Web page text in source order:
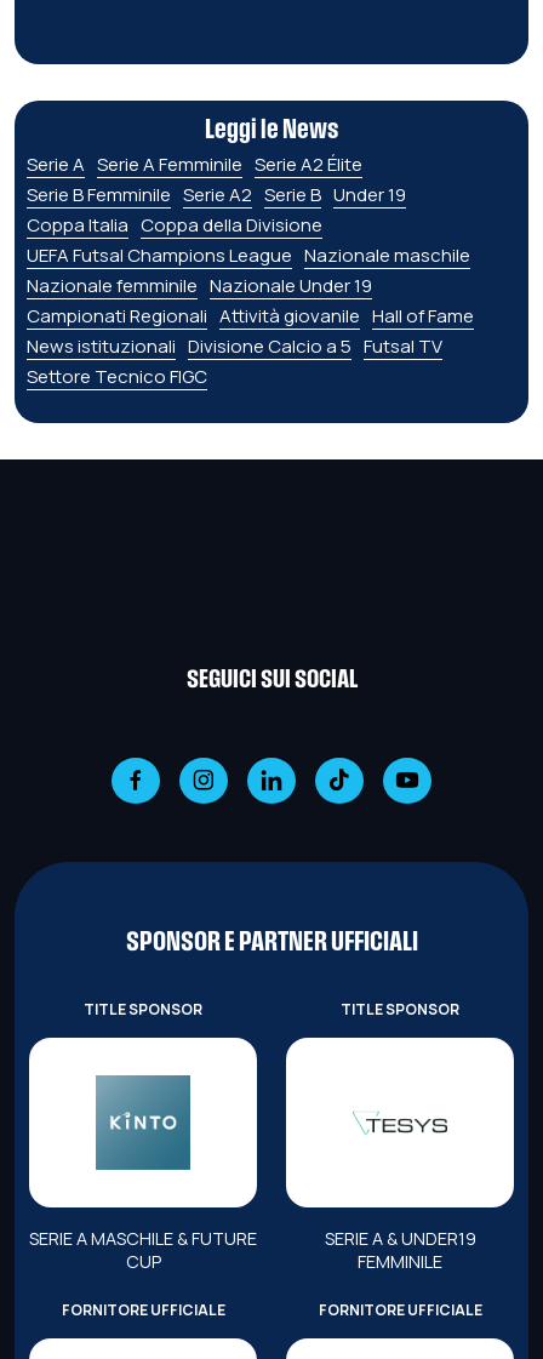
Leggi le News
Serie A Serie A Femminile Serie A2 Élite
Serie B Femminile Serie A2 Serie B Under 19
Coppa Italia Coppa della Divisione
UEFA Futsal Champions League Nazionale maschile
Nazionale femminile Nazionale Under 19
Campionati Regionali Attività giovanile Hall of Fame
News istituzionali Divisione Calcio a 5 Futsal TV
Settore Tecnico FIGC
SEGUICI SUI SOCIAL
SPONSOR E PARTNER UFFICIALI
TITLE SPONSOR
SERIE A MASCHILE & FUTURE
CUP
TITLE SPONSOR
SERIE A & UNDER19
FEMMINILE
FORNITORE UFFICIALE FORNITORE UFFICIALE